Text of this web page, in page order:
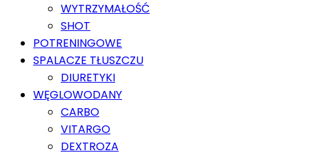
WYTRZYMAŁOŚĆ
SHOT
POTRENINGOWE
SPALACZE TŁUSZCZU
DIURETYKI
WĘGLOWODANY
CARBO
VITARGO
DEXTROZA